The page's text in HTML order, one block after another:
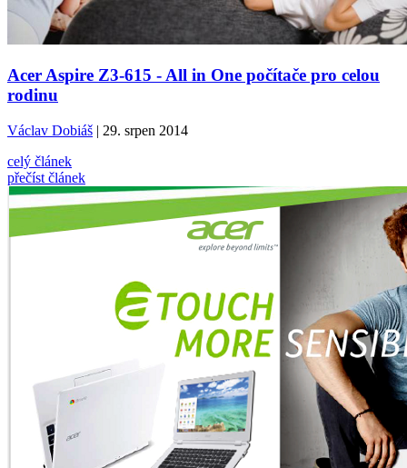
Acer Aspire Z3-615 - All in One počítače pro celou
rodinu
Václav Dobiáš| 29. srpen 2014
celý článek
přečíst článek